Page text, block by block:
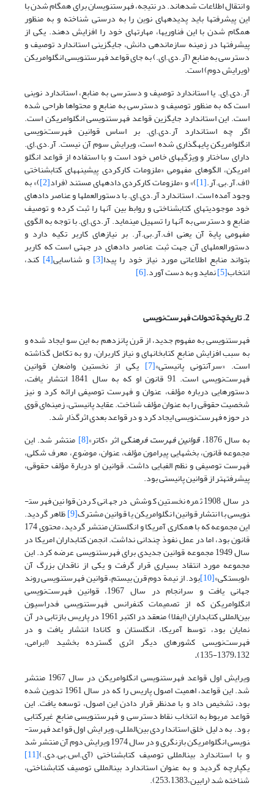
و انتقال اطلاعات شده­اند. در نتیجه، فهرست­نویسان برای همگام شدن با
این پیشرفتها باید پدیده­های نوین را به درستی شناخته و به منظور
همگام شدن با این فناوریها، مهارتهای خود را افزایش دهند. یکی از
پیشرفتها در زمینه سازماندهی دانش، جایگزینی استاندارد توصیف و
دسترسی به منابع (آر.دی.اِی.) به جای قواعد فهرست­نویسی انگلوامریکن
(ویرایش دوم) است.
آر.دی.اِی. یا استاندارد توصیف و دسترسی به منابع، استاندارد نوینی
است که به منظور توصیف و دسترسی به منابع و محتواها طراحی شده
است. این استاندارد جایگزین قواعد فهرست­نویسی انگلوامریکن است.
اگر چه استاندارد آر.دی.اِی. بر اساس قوانین فهرست‌نویسی
انگلوامریکن پایه­گذاری شده است، ویرایش سوم آن نیست. آر.دی.اِی.
دارای ساختار و ویژگیهای خاص خود است و با استفاده از قواعد انگلو
امریکن، الگوهای مفهومی «ملزومات کارکردی پیشینه­های کتابشناختی
(اف.آر.بی.آر.[1] )» و «ملزومات کارکردی داده­های مستند (فراد[2] )» به
وجود آمده است. استاندارد آر.دی.اِی. با دستورالعملها و عناصر داده­ای
خود موجودیتهای کتابشناختی و روابط بین آنها را ثبت کرده و توصیف
منابع و دسترسی به آنها را تسهیل می­نماید. آر.دی.اِی. با توجه به الگوی
مفهومی پایة آن یعنی اف.آر.بی.آر. بر نیازهای کاربر تکیه دارد و
دستورالعملهای آن جهت ثبت عناصر داده­ای در جهتی است که کاربر
بتواند منابع اطلاعاتی مورد نیاز خود را پیدا[3] و شناسایی[4] کند،
انتخاب[5] نماید و به دست آورد.[6]
2. تاریخچة تحولات فهرست‌نویسی
فهرست­نویسی به مفهوم جدید، از قرن پانزدهم به این سو ایجاد شده و
به سبب افزایش منابع کتابخانه­ای و نیاز کاربران، رو به تکامل گذاشته
است. «سرآنتونی پانیستی»[7] یکی از نخستین واضعان قوانین
فهرست‌نویسی است. 91 قانون او که به سال 1841 انتشار یافت،
دستورهایی درباره مؤلف، عنوان و فهرست توصیفی ارائه کرد و نیز
شخصیت حقوقی را به عنوان مؤلف شناخت. عقاید پانیستی، زمینه‌ای قوی
در حوزه فهرست‌نویسی ایجاد کرد و در قواعد بعدی اثرگذار شد.
به سال 1876،
قوانین فهرست فرهنگیاثر «کاتر»[8] منتشر شد. این
مجموعه قانون، بخشهایی پیرامون مؤلف، عنوان، موضوع، معرف شکلی،
فهرست توصیفی و نظم الفبایی داشت. قوانین او دربارة مؤلف حقوقی،
پیشرفته­تر از قوانین پانیستی بود.
در سال 1908 ثمره نخستین کوشش در جهانی کردن قوانین فهرست­
نویسی با انتشار قوانین انگلوامریکن یا قوانین مشترک[9] ظاهر گردید.
این مجموعه که با همکاری آمریکا و انگلستان منتشر گردید، محتوی 174
قانون بود، اما در عمل نفوذ چندانی نداشت. انجمن کتابداران امریکا در
سال 1949 مجموعه قوانین جدیدی برای فهرست­نویسی عرضه کرد. این
مجموعه مورد انتقاد بسیاری قرار گرفت و یکی از ناقدان بزرگ آن
«لوبستکی»[10] بود. از نیمة دوم قرن بیستم، قوانین فهرست­نویسی روند
جهانی یافت و سرانجام در سال 1967، قوانین فهرست‌نویسی
انگلوامریکن که از تصمیمات کنفرانس فهرست­نویسی فدراسیون
بین‌المللی کتابداران (ایفلا) منعقد در اکتبر 1961 در پاریس بازتابی در آن
نمایان بود، توسط آمریکا، انگلستان و کانادا انتشار یافت و در
فهرست‌نویسی کشورهای دیگر اثری گسترده بخشید (ابرامی،
1379،132-135)
.
ویرایش اول قواعد فهرست­نویسی انگلوامریکن در سال 1967 منتشر
شد. این قواعد، اهمیت اصول پاریس را که در سال 1961 تدوین شده
بود، تشخیص داد و با مدنظر قرار دادن این اصول، توسعه یافت. این
قواعد مربوط به انتخاب نقاط دسترسی و فهرست­نویسی منابع غیرکتابی
بود. به دلیل خلق استانداردی بین‌المللی، ویرایش اول قواعد فهرست­
نویسی انگلوامریکن بازنگری و در سال 1974 ویرایش دوم آن منتشر شد
و با استاندارد بین­المللی توصیف کتابشناختی (آی.اس.بی.دی.)[11]
یکپارچه گردید و به عنوان استاندارد بین­المللی توصیف کتابشناختی،
شناخته شد (رابین،253،1383).